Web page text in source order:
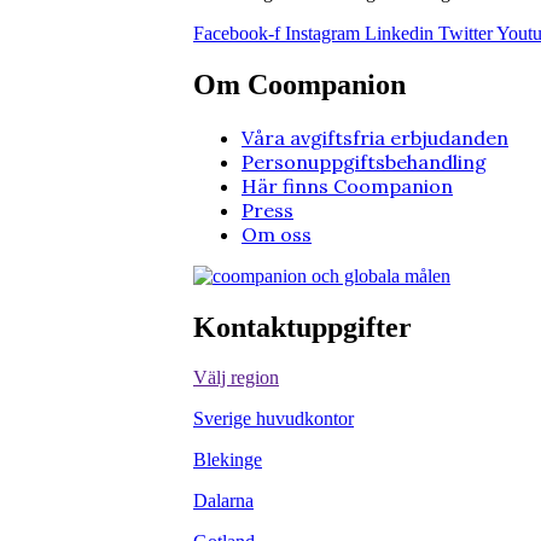
Facebook-f Instagram Linkedin Twitter
Om Coompanion
Våra avgiftsfria erbjudanden
Personuppgiftsbehandling
Här finns Coompanion
Press
Om oss
Kontaktuppgifter
Välj region
Sverige huvudkontor
Blekinge
Dalarna